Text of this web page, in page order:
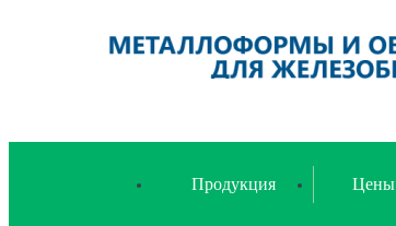
Продукция Цены